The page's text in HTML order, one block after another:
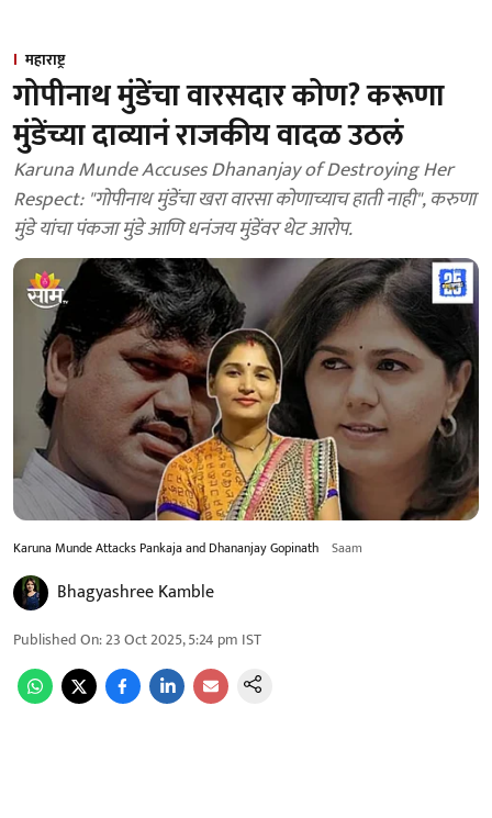
महाराष्ट्र
गोपीनाथ मुंडेंचा वारसदार कोण? करूणा
मुंडेंच्या दाव्यानं राजकीय वादळ उठलं
Karuna Munde Accuses Dhananjay of Destroying Her
Respect: "गोपीनाथ मुंडेंचा खरा वारसा कोणाच्याच हाती नाही", करुणा
मुंडे यांचा पंकजा मुंडे आणि धनंजय मुंडेंवर थेट आरोप.
Karuna Munde Attacks Pankaja and Dhananjay Gopinath Saam
Bhagyashree Kamble
Published On:23 Oct 2025, 5:24 pm IST